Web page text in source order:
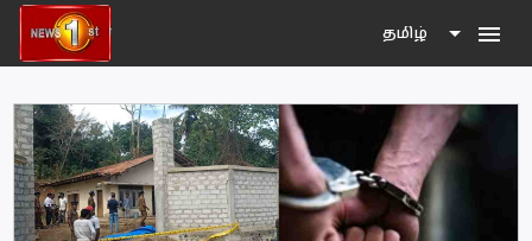
தமிழ் menu